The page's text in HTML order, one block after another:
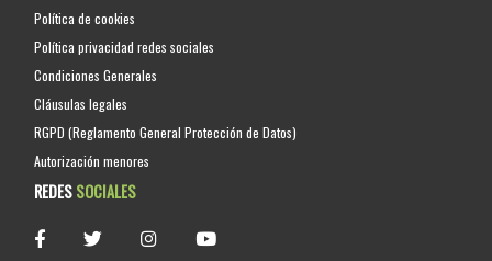
Política de cookies
Política privacidad redes sociales
Condiciones Generales
Cláusulas legales
RGPD (Reglamento General Protección de Datos)
Autorización menores
REDESSOCIALES